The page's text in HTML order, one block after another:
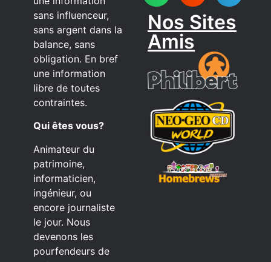
sans influenceur,
sans argent dans la
balance, sans
obligation. En bref
une information
libre de toutes
contraintes.
Qui êtes vous?
Animateur du
patrimoine,
informaticien,
ingénieur, ou
encore journaliste
le jour. Nous
devenons les
pourfendeurs de
Nos Sites
Amis